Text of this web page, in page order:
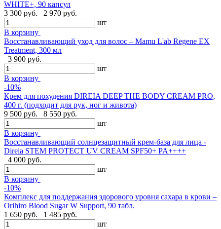
WHITE+, 90 капсул
3 300 руб.
2 970 руб.
шт
В корзину
Восстанавливающий уход для волос – Mamu L'ab Regene EX
Treatment, 300 мл
3 900 руб.
шт
В корзину
-10%
Крем для похудения DIREIA DEEP THE BODY CREAM PRO,
400 г. (подходит для рук, ног и живота)
9 500 руб.
8 550 руб.
шт
В корзину
Восстанавливающий солнцезащитный крем-база для лица -
Direia STEM PROTECT UV CREAM SPF50+ PA++++
4 000 руб.
шт
В корзину
-10%
Комплекс для поддержания здорового уровня сахара в крови –
Orihiro Blood Sugar W Support, 90 табл.
1 650 руб.
1 485 руб.
шт